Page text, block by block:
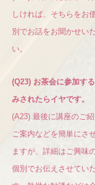
しければ、そちらをお
別でお話をお聞かせい
い。
(Q23) お茶会に参加す
みされたらイヤです。
(A23) 最後に講座のご
ご案内などを簡単にさ
ますが、詳細はご興味
個別でお伝えさせてい